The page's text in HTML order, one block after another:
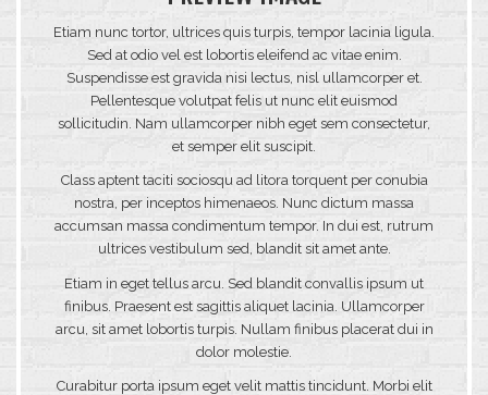
SUNDAY: 6AM–4PM
Etiam nunc tortor, ultrices quis turpis, tempor lacinia ligula.
Sed at odio vel est lobortis eleifend ac vitae enim.
Suspendisse est gravida nisi lectus, nisl ullamcorper et.
Pellentesque volutpat felis ut nunc elit euismod
sollicitudin. Nam ullamcorper nibh eget sem consectetur,
et semper elit suscipit.
Class aptent taciti sociosqu ad litora torquent per conubia
nostra, per inceptos himenaeos. Nunc dictum massa
accumsan massa condimentum tempor. In dui est, rutrum
ultrices vestibulum sed, blandit sit amet ante.
Etiam in eget tellus arcu. Sed blandit convallis ipsum ut
finibus. Praesent est sagittis aliquet lacinia. Ullamcorper
arcu, sit amet lobortis turpis. Nullam finibus placerat dui in
dolor molestie.
Curabitur porta ipsum eget velit mattis tincidunt. Morbi elit